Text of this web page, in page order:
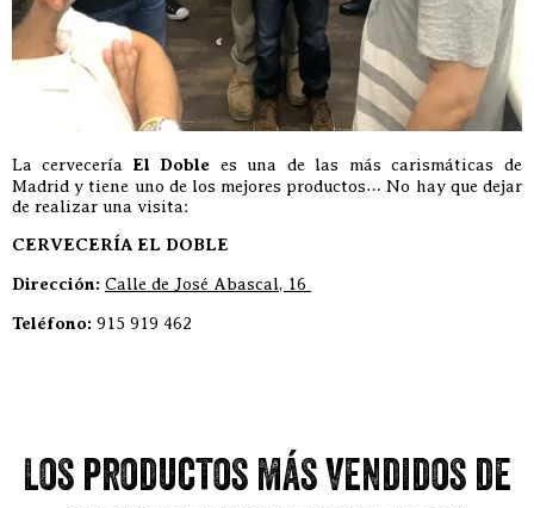
La cervecería El Doble es una de las más carismáticas de
Madrid y tiene uno de los mejores productos… No hay que dejar
de realizar una visita:
CERVECERÍA EL DOBLE
Dirección: Calle de José Abascal, 16
Teléfono: 915 919 462
Los productos más vendidos de